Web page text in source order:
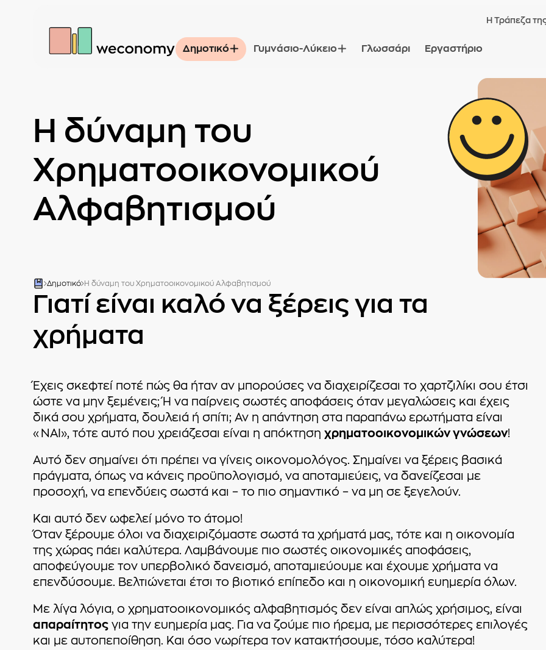
Η Τράπεζα
Δημοτικό Γυμνάσιο-Λύκειο Γλωσσάρι Εργαστήριο
Η δύναμη του
Χρηματοοικονομικού
Αλφαβητισμού
Δημοτικό Η δύναμη του Χρηματοοικονομικού Αλφαβητισμού
Γιατί είναι καλό να ξέρεις για τα
χρήματα
Έχεις σκεφτεί ποτέ πώς θα ήταν αν μπορούσες να διαχειρίζεσαι το χαρτζιλίκι σου έτσι
ώστε να μην ξεμένεις; Ή να παίρνεις σωστές αποφάσεις όταν μεγαλώσεις και έχεις
δικά σου χρήματα, δουλειά ή σπίτι; Αν η απάντηση στα παραπάνω ερωτήματα είναι
«ΝΑΙ», τότε αυτό που χρειάζεσαι είναι η απόκτηση χρηματοοικονομικών γνώσεων!
Αυτό δεν σημαίνει ότι πρέπει να γίνεις οικονομολόγος. Σημαίνει να ξέρεις βασικά
πράγματα, όπως να κάνεις προϋπολογισμό, να αποταμιεύεις, να δανείζεσαι με
προσοχή, να επενδύεις σωστά και – το πιο σημαντικό – να μη σε ξεγελούν.
Και αυτό δεν ωφελεί μόνο το άτομο!
Όταν ξέρουμε όλοι να διαχειριζόμαστε σωστά τα χρήματά μας, τότε και η οικονομία
της χώρας πάει καλύτερα. Λαμβάνουμε πιο σωστές οικονομικές αποφάσεις,
αποφεύγουμε τον υπερβολικό δανεισμό, αποταμιεύουμε και έχουμε χρήματα να
επενδύσουμε. Βελτιώνεται έτσι το βιοτικό επίπεδο και η οικονομική ευημερία όλων.
Με λίγα λόγια, ο χρηματοοικονομικός αλφαβητισμός δεν είναι απλώς χρήσιμος, είναι
απαραίτητοςγια την ευημερία μας. Για να ζούμε πιο ήρεμα, με περισσότερες επιλογές
και με αυτοπεποίθηση. Και όσο νωρίτερα τον κατακτήσουμε, τόσο καλύτερα!